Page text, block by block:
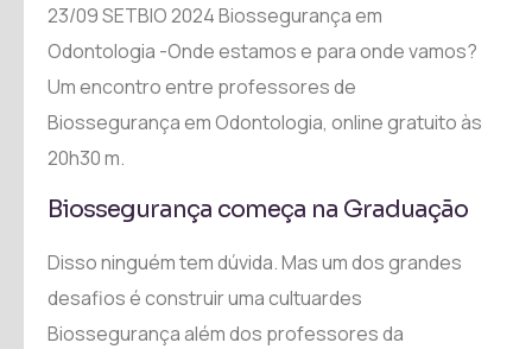
23/09 SETBIO 2024 Biossegurança em
Odontologia -Onde estamos e para onde vamos?
Um encontro entre professores de
Biossegurança em Odontologia, online gratuito às
20h30 m.
Biossegurança começa na Graduação
Disso ninguém tem dúvida. Mas um dos grandes
desafios é construir uma cultuardes
Biossegurança além dos professores da